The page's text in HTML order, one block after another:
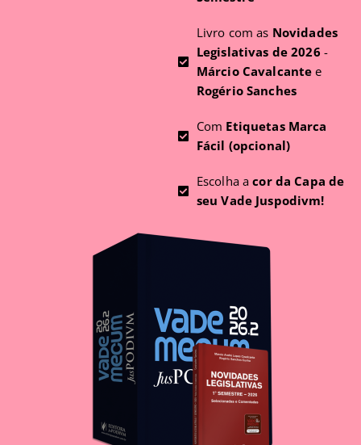
Livro com as Novidades
Legislativas de 2026 -
Márcio Cavalcante e
Rogério Sanches
Com Etiquetas Marca
Fácil (opcional)
Escolha acor da Capa de
seu Vade Juspodivm!